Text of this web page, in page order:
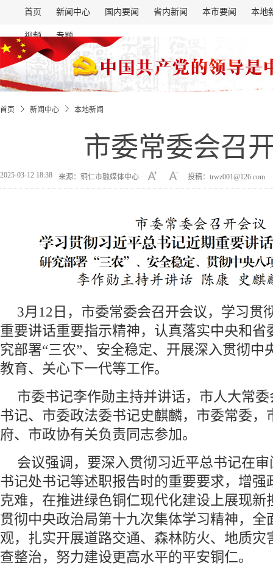
首页 新闻中心 国内要闻 省内新闻 本市要闻 本地
视频 专题
首页 新闻中心 本地新闻
市委常委会召
2025-03-12 18:38 来源：铜仁市融媒体中心 投稿：trwz001@126.com
3月12日，市委常委会召开会议，学习贯
重要讲话重要指示精神，认真落实中央和省
究部署“三农”、安全稳定、开展深入贯彻中
教育、关心下一代等工作。
市委书记李作勋主持并讲话，市人大常
书记、市委政法委书记史麒麟，市委常委，
府、市政协有关负责同志参加。
会议强调，要深入贯彻习近平总书记在
书记处书记等述职报告时的重要要求，增强
克难，在推进绿色铜仁现代化建设上展现新
贯彻中央政治局第十九次集体学习精神，全
观，扎实开展道路交通、森林防火、地质灾
查整治，努力建设更高水平的平安铜仁。